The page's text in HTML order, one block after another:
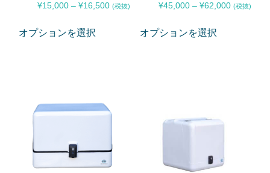
¥15,000 –¥16,500 (税抜)
オプションを選択
¥45,000 – ¥62,000 (税抜)
オプションを選択